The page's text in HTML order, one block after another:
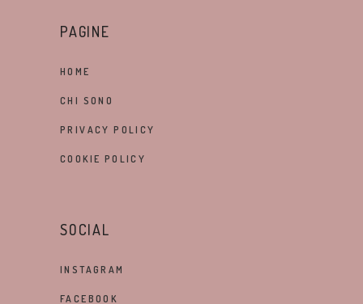
PAGINE
HOME
CHI SONO
PRIVACY POLICY
COOKIE POLICY
SOCIAL
INSTAGRAM
FACEBOOK